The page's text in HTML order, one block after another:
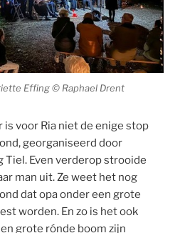
Effing © Raphael Drent
is voor Ria niet de enige stop
georganiseerd door
Tiel. Even verderop strooide
man uit. Ze weet het nog
dat opa onder een grote
worden. En zo is het ook
grote rónde boom zijn